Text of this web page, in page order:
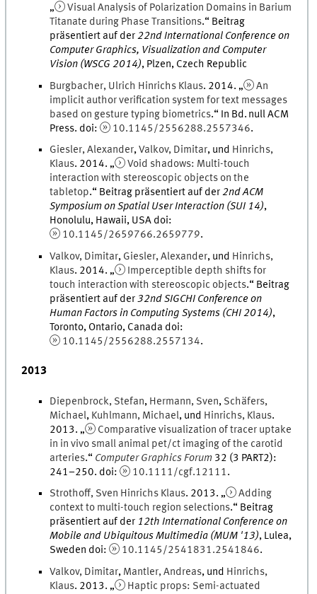
„
Visual Analysis of Polarization Domains in Barium
Titanate during Phase Transitions.“ Beitrag
präsentiert auf der22nd International Conference on
Computer Graphics, Visualization and Computer
Vision (WSCG 2014), Plzen, Czech Republic
Burgbacher, Ulrich Hinrichs Klaus. 2014. „
An
implicit author verification system for text messages
based on gesture typing biometrics.“ In Bd. nullACM
Press. doi: 10.1145/2556288.2557346.
Giesler,Alexander,Valkov, Dimitar, und Hinrichs,
Klaus. 2014. „
Void shadows: Multi-touch
interaction with stereoscopic objects on the
tabletop.“ Beitrag präsentiert auf der2nd ACM
Symposium on Spatial User Interaction (SUI 14),
Honolulu, Hawaii, USA doi:
10.1145/2659766.2659779.
Valkov, Dimitar, Giesler,Alexander, und Hinrichs,
Klaus. 2014. „
Imperceptible depth shifts for
touch interaction with stereoscopic objects.“ Beitrag
präsentiert auf der32nd SIGCHI Conference on
Human Factors in Computing Systems (CHI 2014),
Toronto, Ontario, Canada doi:
10.1145/2556288.2557134.
2013
Diepenbrock, Stefan, Hermann, Sven, Schäfers,
Michael, Kuhlmann, Michael, und Hinrichs, Klaus.
2013. „
Comparative visualization of tracer uptake
in in vivo small animal pet/ct imaging of the carotid
arteries.“ Computer Graphics Forum 32 (3 PART2):
241–250. doi: 10.1111/cgf.12111.
Strothoff, Sven Hinrichs Klaus. 2013. „
Adding
context to multi-touch region selections.“ Beitrag
präsentiert auf der 12th International Conference on
Mobile and Ubiquitous Multimedia (MUM '13), Lulea,
Sweden doi: 10.1145/2541831.2541846.
Valkov, Dimitar, Mantler,Andreas, und Hinrichs,
Klaus. 2013. „
Haptic props: Semi-actuated